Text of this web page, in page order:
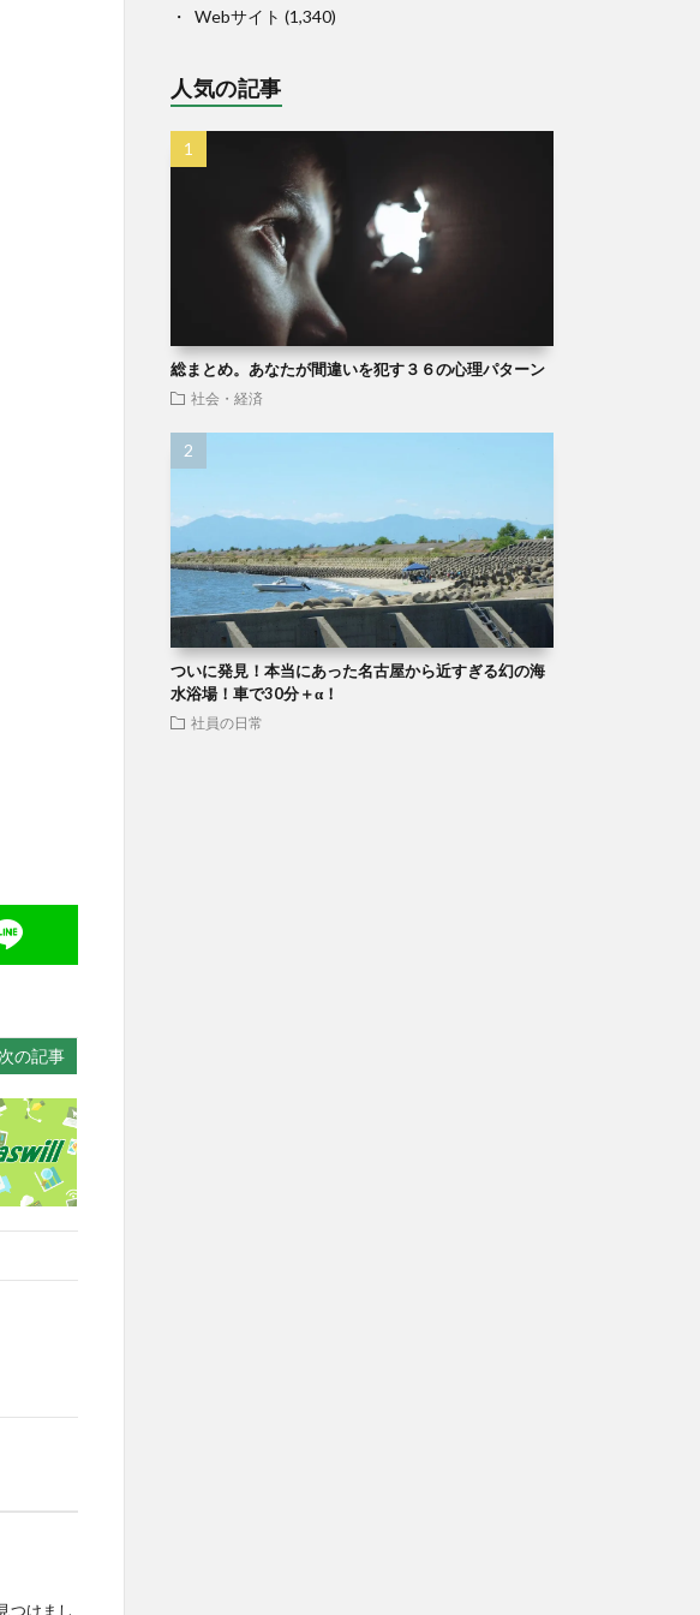
次の記事
つけまし
Webサイト (1,340)
人気の記事
総まとめ。あなたが間違いを犯す３６の心理パターン
社会・経済
ついに発見！本当にあった名古屋から近すぎる幻の海
水浴場！車で30分＋α！
社員の日常